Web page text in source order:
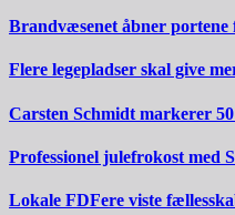
Brandvæsenet åbner portene
Flere legepladser skal give
Carsten Schmidt markerer
Professionel julefrokost med
Lokale FDFere viste